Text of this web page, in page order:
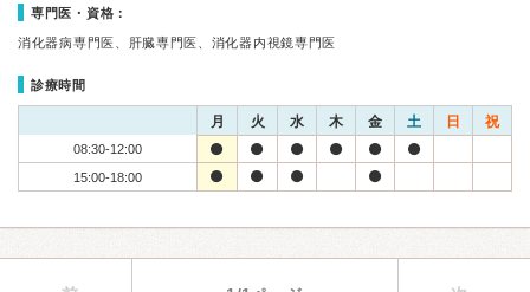
専門医・資格：
消化器病専門医、肝臓専門医、消化器内視鏡専門医
診療時間
月 火 水 木 金 土 日 祝
08:30-12:00
15:00-18:00